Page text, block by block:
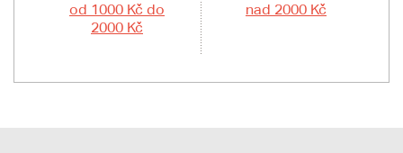
od 1000 Kč do
2000 Kč
nad 2000 Kč